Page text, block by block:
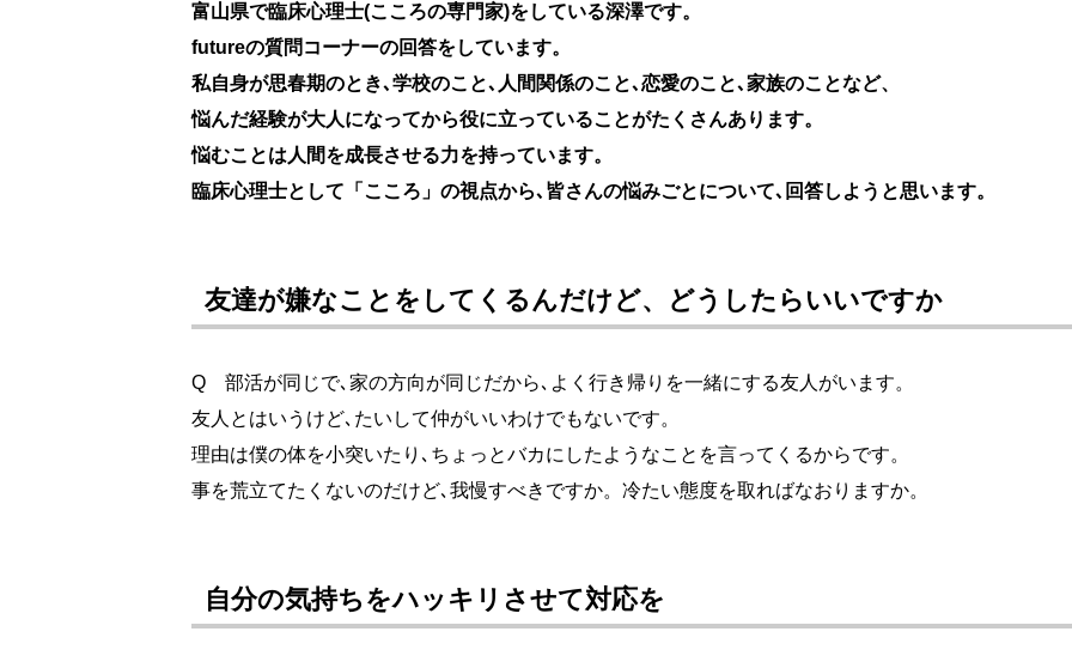
富山県で臨床心理士(こころの専門家)をしている深澤です。
futureの質問コーナーの回答をしています。
私自身が思春期のとき､学校のこと､人間関係のこと､恋愛のこと､家族のことなど、
悩んだ経験が大人になってから役に立っていることがたくさんあります。
悩むことは人間を成長させる力を持っています。
臨床心理士として「こころ」の視点から､皆さんの悩みごとについて､回答しようと思います。
友達が嫌なことをしてくるんだけど、どうしたらいいですか
Q 部活が同じで､家の方向が同じだから､よく行き帰りを一緒にする友人がいます。
友人とはいうけど､たいして仲がいいわけでもないです。
理由は僕の体を小突いたり､ちょっとバカにしたようなことを言ってくるからです。
事を荒立てたくないのだけど､我慢すべきですか。冷たい態度を取ればなおりますか。
自分の気持ちをハッキリさせて対応を